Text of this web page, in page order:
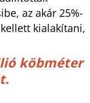
az akár 25%-
kialakítani,
köbméter